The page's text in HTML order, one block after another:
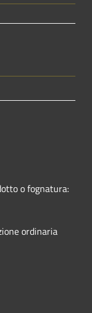
o fognatura:
ordinaria